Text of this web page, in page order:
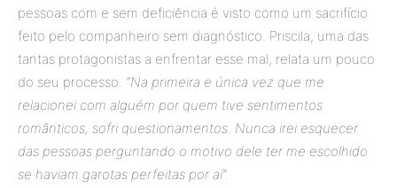
pessoas com e sem deficiência é visto como um sacrifício
feito pelo companheiro sem diagnóstico. Priscila, uma das
tantas protagonistas a enfrentar esse mal, relata um pouco
do seu processo. “Na primeira e única vez que me
relacionei com alguém por quem tive sentimentos
românticos, sofri questionamentos. Nunca irei esquecer
das pessoas perguntando o motivo dele ter me escolhido
se haviam garotas perfeitas por aí”.